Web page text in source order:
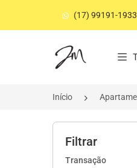
(17) 99191-1933
Página inicial
Início
Filtrar
Transação